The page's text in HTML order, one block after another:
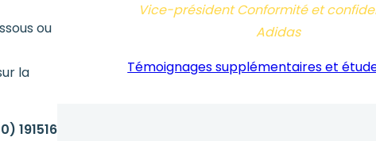
ou
la
191516
Vice-président Conformité et
Adidas
Témoignages supplémentaires et